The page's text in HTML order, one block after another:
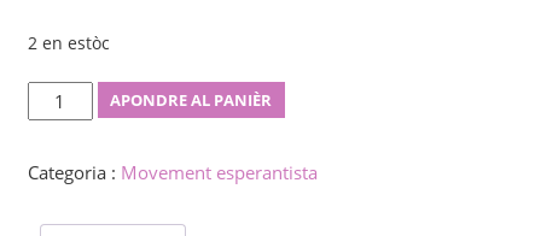
2 en estòc
Centjara
asocia
movado
en
APONDRE AL PANIÈR
Categoria : Movement esperantista